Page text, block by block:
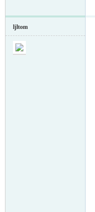
ljltom